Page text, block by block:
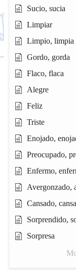
Sucio, sucia
Limpiar
Limpio, limpia
Gordo, gorda
Flaco, flaca
Alegre
Feliz
Triste
Enojado,
Preocupado,
Enfermo,
Avergonzado,
Cansado,
Sorprendido,
Sorpresa